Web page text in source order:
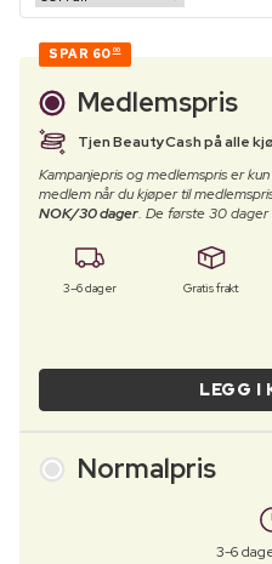
SPAR 60 00
Medlemspris
Tjen BeautyCash på alle
Kampanjepris og medlemspris er
medlem når du kjøper til
NOK/30 dager. De første 30
3–6 dager Gratis frakt
LEGG I
Normalpris
3-6